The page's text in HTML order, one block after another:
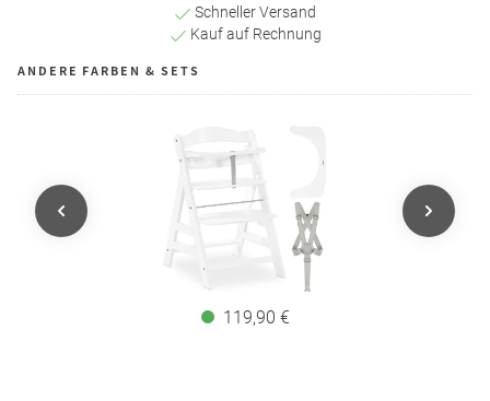
Schneller Versand
Kauf auf Rechnung
ANDERE FARBEN & SETS
119,90 €